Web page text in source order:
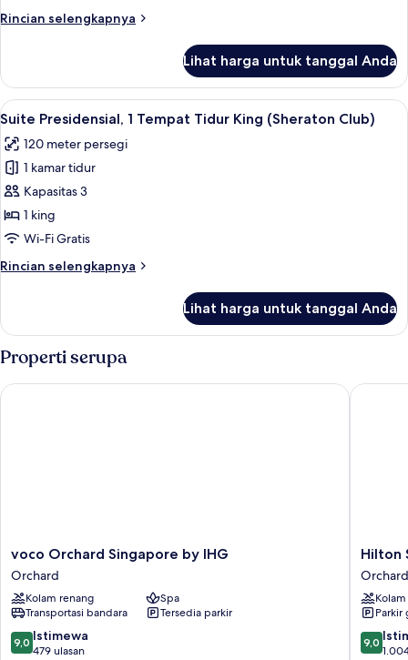
tidur
Rincian selengkapnya
Rincian
Suite
Royal,
1
tidur
Lihat harga untuk tanggal Anda
Lihat
semua
foto
untuk
Suite
Presidensial,
1
Tidur
Club)
10
Suite Presidensial, 1 Tempat Tidur King (Sheraton Club)
120 meter persegi
1 kamar tidur
Kapasitas 3
1 king
Wi-Fi Gratis
Rincian selengkapnya
Rincian
Suite
Presidensial,
1
Tempat
Tidur
Lihat harga untuk tanggal Anda
Properti serupa
voco
Orchard
Singapore
by
IHG
Orchard
voco Orchard Singapore by IHG
Orchard
Kolam renang
Spa
Transportasi bandara
Tersedia parkir
9.0
dari
9,0 Istimewa
479 ulasan
voco Orchard Singapore by IHG
Hilton
Orchard
Orchard
Hilton
Orchard
Parkir
9.0
dari
9,0
Hilton